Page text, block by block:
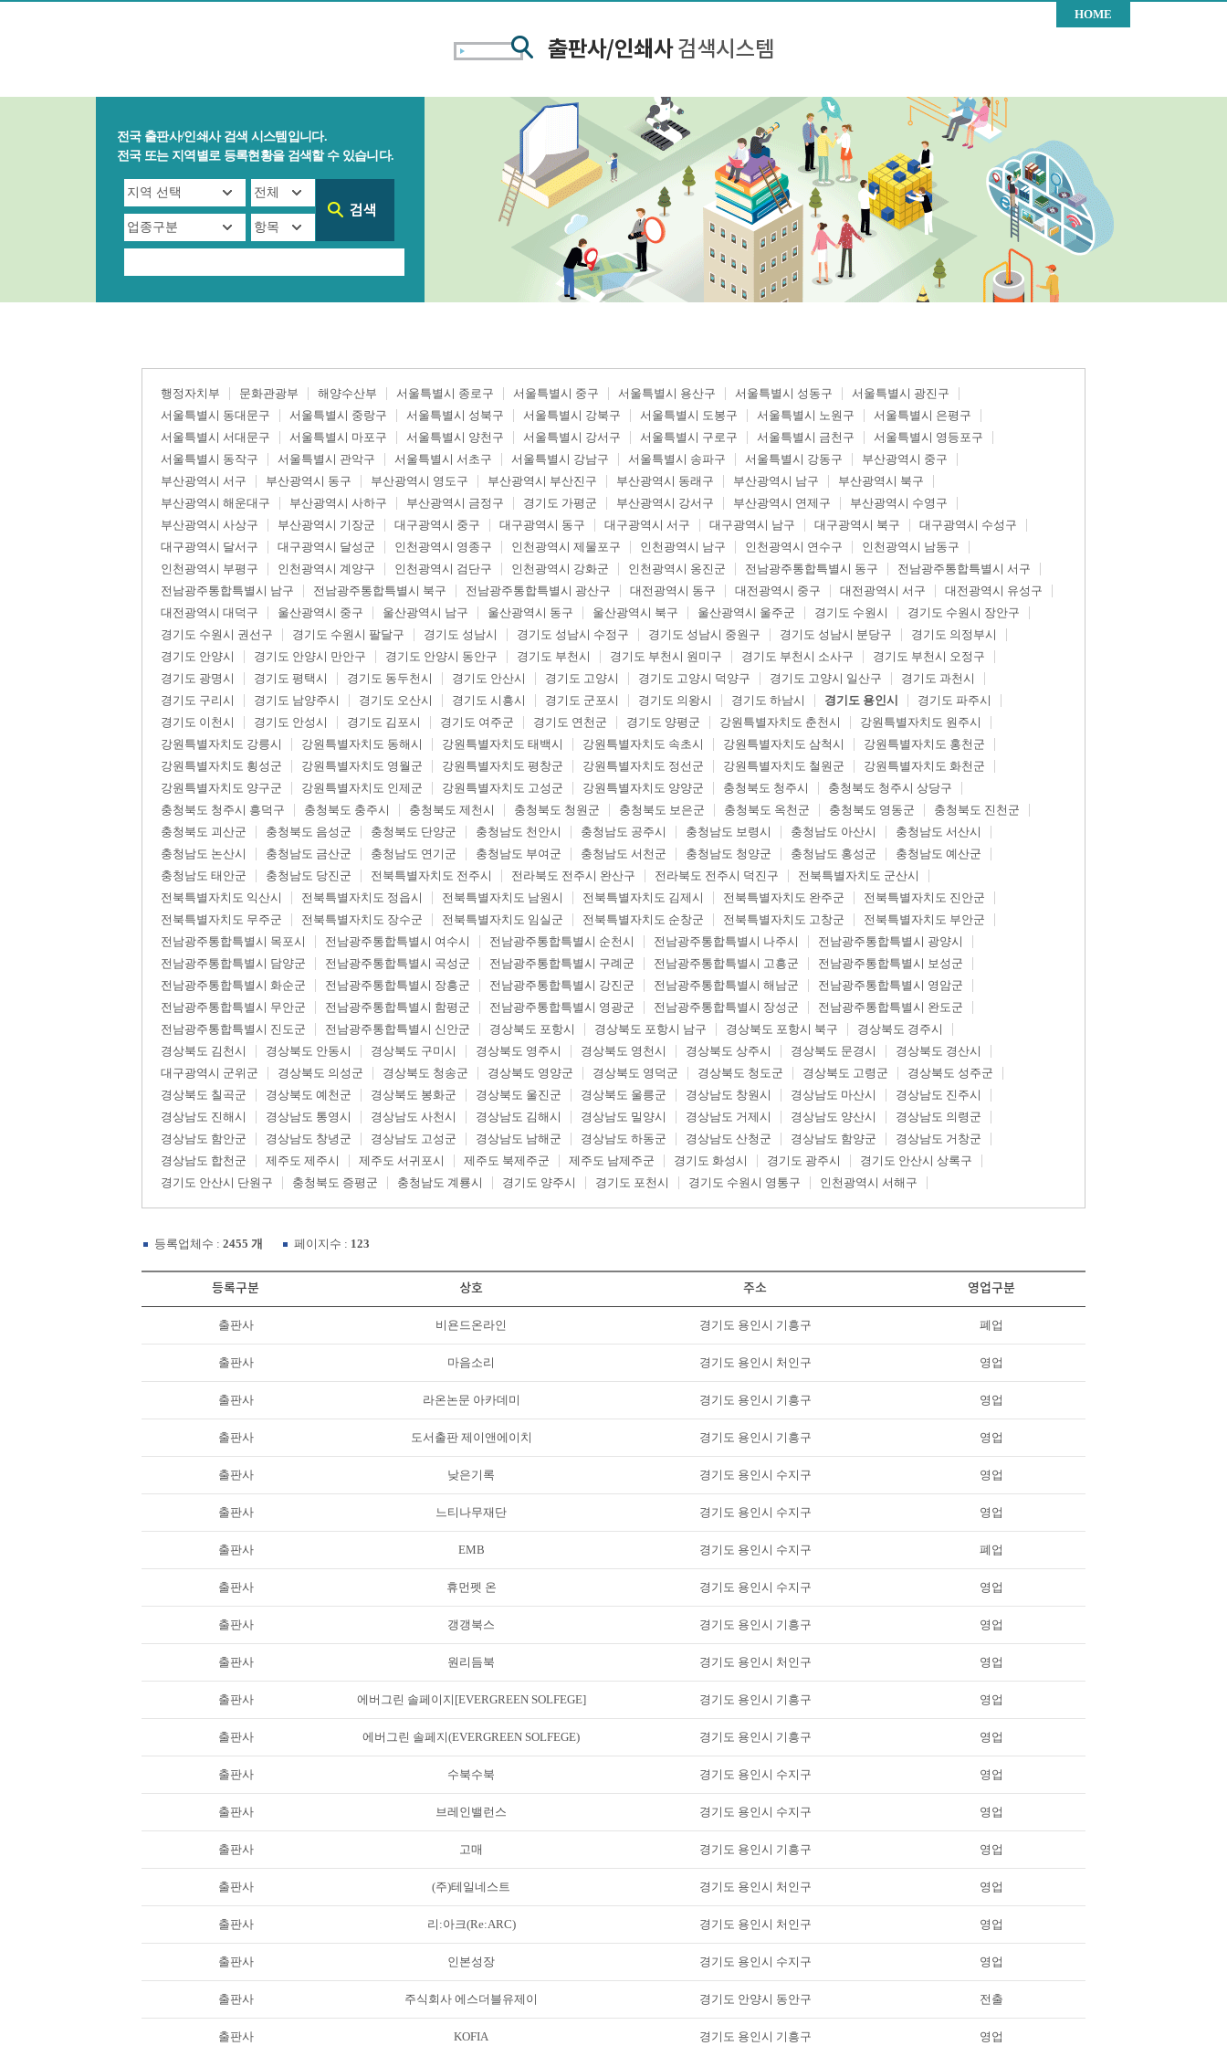
HOME
전국 출판사/인쇄사 검색 시스템입니다.
전국 또는 지역별로 등록현황을 검색할 수 있습니다.
행정자치부 문화관광부 해양수산부 서울특별시 종로구 서울특별시 중구 서울특별시 용산구 서울특별시 성동구
서울특별시 광진구
서울특별시 동대문구
서울특별시 중랑구 서울특별시 성북구 서울특별시 강북구 서울특별시 도봉구 서울특별시 노원구
서울특별시 은평구
서울특별시 서대문구
서울특별시 마포구 서울특별시 양천구 서울특별시 강서구 서울특별시 구로구 서울특별시 금천구
서울특별시 영등포구
서울특별시 동작구
서울특별시 관악구 서울특별시 서초구 서울특별시 강남구 서울특별시 송파구 서울특별시 강동구
부산광역시 중구
부산광역시 서구
부산광역시 동구 부산광역시 영도구 부산광역시 부산진구 부산광역시 동래구 부산광역시 남구
부산광역시 북구
부산광역시 해운대구
부산광역시 사하구 부산광역시 금정구 경기도 가평군 부산광역시 강서구 부산광역시 연제구
부산광역시 수영구
부산광역시 사상구
부산광역시 기장군 대구광역시 중구 대구광역시 동구 대구광역시 서구 대구광역시 남구 대구광역시 북구
대구광역시 수성구
대구광역시 달서구
대구광역시 달성군 인천광역시 영종구 인천광역시 제물포구 인천광역시 남구 인천광역시 연수구
인천광역시 남동구
인천광역시 부평구
인천광역시 계양구 인천광역시 검단구 인천광역시 강화군 인천광역시 옹진군 전남광주통합특별시 동구
전남광주통합특별시 서구
전남광주통합특별시 남구
전남광주통합특별시 북구 전남광주통합특별시 광산구 대전광역시 동구 대전광역시 중구 대전광역시 서구
대전광역시 유성구
대전광역시 대덕구
울산광역시 중구 울산광역시 남구 울산광역시 동구 울산광역시 북구 울산광역시 울주군 경기도 수원시
경기도 수원시 장안구
경기도 수원시 권선구
경기도 수원시 팔달구 경기도 성남시 경기도 성남시 수정구 경기도 성남시 중원구 경기도 성남시 분당구
경기도 의정부시
경기도 안양시
경기도 안양시 만안구 경기도 안양시 동안구 경기도 부천시 경기도 부천시 원미구 경기도 부천시 소사구
경기도 부천시 오정구
경기도 광명시
경기도 평택시 경기도 동두천시 경기도 안산시 경기도 고양시 경기도 고양시 덕양구 경기도 고양시 일산구
경기도 과천시
경기도 구리시
경기도 남양주시 경기도 오산시 경기도 시흥시 경기도 군포시 경기도 의왕시 경기도 하남시 경기도 용인시
경기도 파주시
경기도 이천시
경기도 안성시 경기도 김포시 경기도 여주군 경기도 연천군 경기도 양평군 강원특별자치도 춘천시
강원특별자치도 원주시
강원특별자치도 강릉시
강원특별자치도 동해시 강원특별자치도 태백시 강원특별자치도 속초시 강원특별자치도 삼척시
강원특별자치도 홍천군
강원특별자치도 횡성군
강원특별자치도 영월군 강원특별자치도 평창군 강원특별자치도 정선군 강원특별자치도 철원군
강원특별자치도 화천군
강원특별자치도 양구군
강원특별자치도 인제군 강원특별자치도 고성군 강원특별자치도 양양군 충청북도 청주시
충청북도 청주시 상당구
충청북도 청주시 흥덕구
충청북도 충주시 충청북도 제천시 충청북도 청원군 충청북도 보은군 충청북도 옥천군 충청북도 영동군
충청북도 진천군
충청북도 괴산군
충청북도 음성군 충청북도 단양군 충청남도 천안시 충청남도 공주시 충청남도 보령시 충청남도 아산시
충청남도 서산시
충청남도 논산시
충청남도 금산군 충청남도 연기군 충청남도 부여군 충청남도 서천군 충청남도 청양군 충청남도 홍성군
충청남도 예산군
충청남도 태안군
충청남도 당진군 전북특별자치도 전주시 전라북도 전주시 완산구 전라북도 전주시 덕진구
전북특별자치도 군산시
전북특별자치도 익산시
전북특별자치도 정읍시 전북특별자치도 남원시 전북특별자치도 김제시 전북특별자치도 완주군
전북특별자치도 진안군
전북특별자치도 무주군
전북특별자치도 장수군 전북특별자치도 임실군 전북특별자치도 순창군 전북특별자치도 고창군
전북특별자치도 부안군
전남광주통합특별시 목포시
전남광주통합특별시 여수시 전남광주통합특별시 순천시 전남광주통합특별시 나주시
전남광주통합특별시 광양시
전남광주통합특별시 담양군
전남광주통합특별시 곡성군 전남광주통합특별시 구례군 전남광주통합특별시 고흥군
전남광주통합특별시 보성군
전남광주통합특별시 화순군
전남광주통합특별시 장흥군 전남광주통합특별시 강진군 전남광주통합특별시 해남군
전남광주통합특별시 영암군
전남광주통합특별시 무안군
전남광주통합특별시 함평군 전남광주통합특별시 영광군 전남광주통합특별시 장성군
전남광주통합특별시 완도군
전남광주통합특별시 진도군
전남광주통합특별시 신안군 경상북도 포항시 경상북도 포항시 남구 경상북도 포항시 북구
경상북도 경주시
경상북도 김천시
경상북도 안동시 경상북도 구미시 경상북도 영주시 경상북도 영천시 경상북도 상주시 경상북도 문경시
경상북도 경산시
대구광역시 군위군
경상북도 의성군 경상북도 청송군 경상북도 영양군 경상북도 영덕군 경상북도 청도군 경상북도 고령군
경상북도 성주군
경상북도 칠곡군
경상북도 예천군 경상북도 봉화군 경상북도 울진군 경상북도 울릉군 경상남도 창원시 경상남도 마산시
경상남도 진주시
경상남도 진해시
경상남도 통영시 경상남도 사천시 경상남도 김해시 경상남도 밀양시 경상남도 거제시 경상남도 양산시
경상남도 의령군
경상남도 함안군
경상남도 창녕군 경상남도 고성군 경상남도 남해군 경상남도 하동군 경상남도 산청군 경상남도 함양군
경상남도 거창군
경상남도 합천군
제주도 제주시 제주도 서귀포시 제주도 북제주군 제주도 남제주군 경기도 화성시 경기도 광주시
경기도 안산시 상록구
경기도 안산시 단원구
충청북도 증평군 충청남도 계룡시 경기도 양주시 경기도 포천시 경기도 수원시 영통구 인천광역시 서해구
등록업체수 : 2455 개 페이지수 : 123
등록구분 상호 주소 영업구분
출판사 비욘드온라인 경기도 용인시 기흥구 폐업
출판사 마음소리 경기도 용인시 처인구 영업
출판사 라온논문 아카데미 경기도 용인시 기흥구 영업
출판사 도서출판 제이앤에이치 경기도 용인시 기흥구 영업
출판사 낮은기록 경기도 용인시 수지구 영업
출판사 느티나무재단 경기도 용인시 수지구 영업
출판사 EMB 경기도 용인시 수지구 폐업
출판사 휴먼펫 온 경기도 용인시 수지구 영업
출판사 갱갱북스 경기도 용인시 기흥구 영업
출판사 원리듬북 경기도 용인시 처인구 영업
출판사 에버그린 솔페이지[EVERGREEN SOLFEGE] 경기도 용인시 기흥구 영업
출판사 에버그린 솔페지(EVERGREEN SOLFEGE) 경기도 용인시 기흥구 영업
출판사 수북수북 경기도 용인시 수지구 영업
출판사 브레인밸런스 경기도 용인시 수지구 영업
출판사 고매 경기도 용인시 기흥구 영업
출판사 (주)테일네스트 경기도 용인시 처인구 영업
출판사 리:아크(Re:ARC) 경기도 용인시 처인구 영업
출판사 인본성장 경기도 용인시 수지구 영업
출판사 주식회사 에스더블유제이 경기도 안양시 동안구 전출
출판사 KOFIA 경기도 용인시 기흥구 영업